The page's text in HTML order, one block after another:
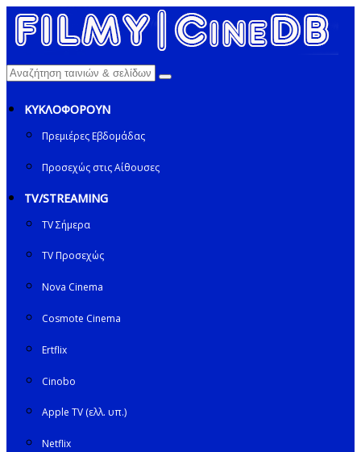
ΚΥΚΛΟΦΟΡΟΥΝ
Πρεμιέρες Εβδομάδας
Προσεχώς στις Αίθουσες
TV/STREAMING
TV Σήμερα
TV Προσεχώς
Nova Cinema
Cosmote Cinema
Ertflix
Cinobo
Apple TV (ελλ. υπ.)
Netflix